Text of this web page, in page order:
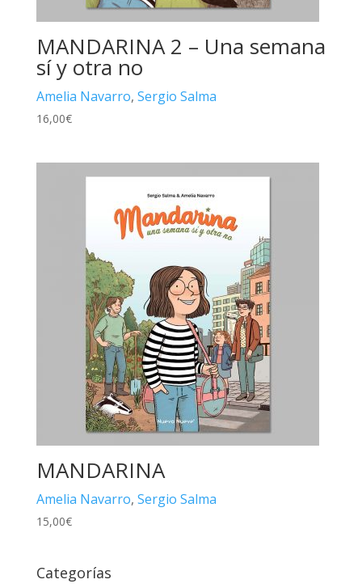
MANDARINA 2 – Una semana
sí y otra no
Amelia Navarro, Sergio Salma
16,00€
MANDARINA
Amelia Navarro, Sergio Salma
15,00€
Categorías